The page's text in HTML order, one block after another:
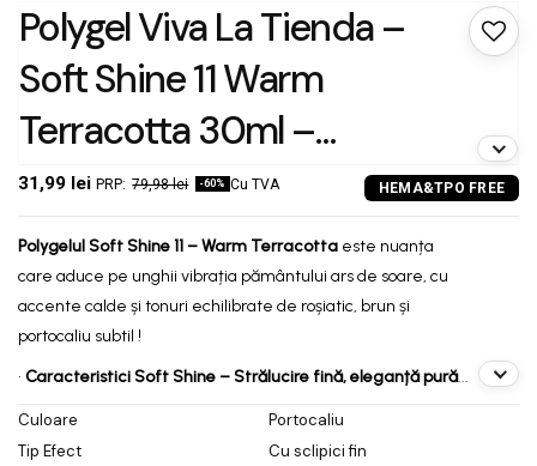
Polygel Viva La Tienda –
Soft Shine 11 Warm
Terracotta 30ml –
portocaliu cald cu sclipici
fin, nu se lipește de
pensulă, se pilește ușor,
pentru construcție și
modelare cu finisaj cald și
rezistență
31,99 lei 79,98 lei -60% Cu TVA
PolygelulSoft Shine 11 –Warm Terracotta este nuanța
care aduce pe unghii vibrația pământului ars de soare, cu
accente calde și tonuri echilibrate de roșiatic, brun și
portocaliu subtil !
• Caracteristici Soft Shine – Strălucire fină, eleganță pură...
Culoare
Portocaliu
Tip Efect
Cu sclipici fin